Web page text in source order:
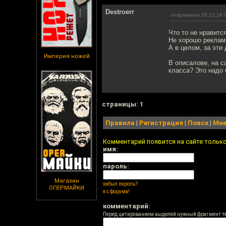
Империя ножей
Магазин
ОПЕРМАЙКИ
Destroerr отправлено 20.12.16
Что то не
Не хорошо
А в целом, за эти
В описалове, на
класса? Это надо
cтраницы: 1
Правила | Регистрация | Поиск|
Комментарий появится на сайте
имя:
пароль:
забыл пароль?
я с форума!
комментарий:
Перед цитированием выделяй нужный фрагмент